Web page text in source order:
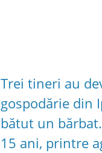
Trei tineri au
gospodărie din
bătut un
15 ani, printre